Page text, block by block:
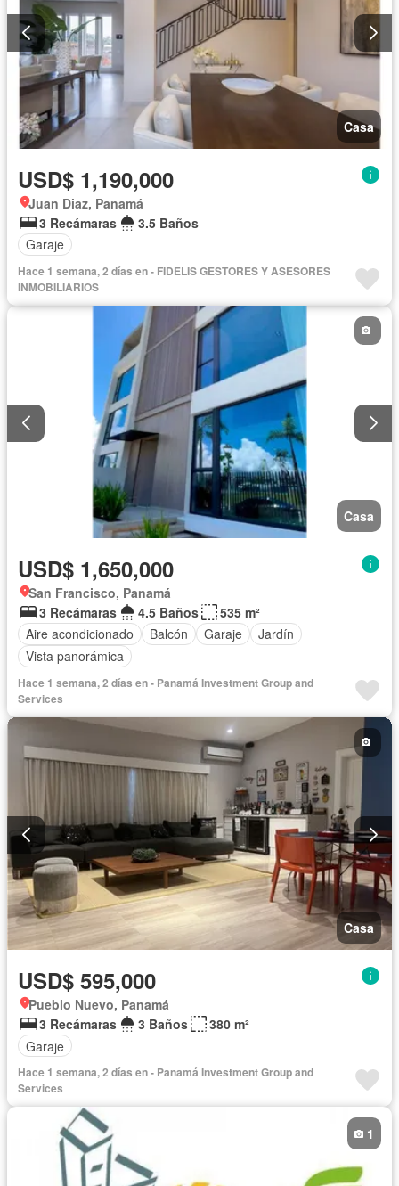
Casa
USD$ 1,190,000
Juan Diaz, Panamá
3 Recámaras
3.5 Baños
Garaje
Hace 1 semana, 2 días en - FIDELIS GESTORES Y ASESORES
INMOBILIARIOS
Casa
USD$ 1,650,000
San Francisco, Panamá
3 Recámaras
4.5 Baños
535 m²
Aire acondicionado
Balcón Garaje
Jardín
Vista panorámica
Hace 1 semana, 2 días en - Panamá Investment Group and
Services
Casa
USD$ 595,000
Pueblo Nuevo, Panamá
3 Recámaras
3 Baños
380 m²
Garaje
Hace 1 semana, 2 días en - Panamá Investment Group and
Services
1